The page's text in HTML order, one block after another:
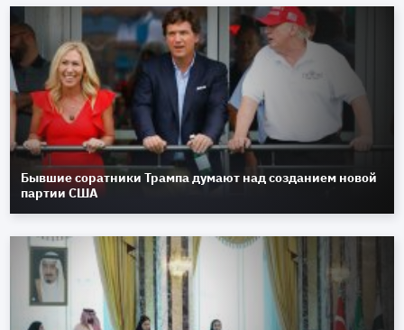
Бывшие соратники Трампа думают над созданием новой
партии США